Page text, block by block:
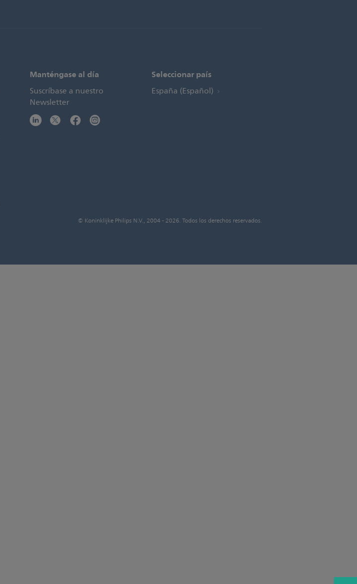
Manténgase al día
Suscríbase a nuestro
Newsletter
Seleccionar país
España (Español)
© Koninklijke Philips N.V., 2004 - 2026. Todos los derechos reservados.